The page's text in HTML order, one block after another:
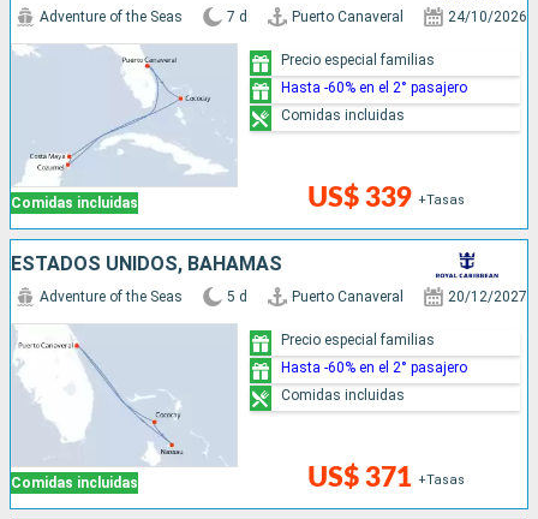
Comidas incluidas
Adventure of the Seas 7 d Puerto Canaveral 24/10/2026
US$ 339 +Tasas
Precio especial familias
Hasta -60% en el 2° pasajero
Comidas incluidas
ESTADOS UNIDOS, BAHAMAS
Comidas incluidas
Adventure of the Seas 5 d Puerto Canaveral 20/12/2027
US$ 371 +Tasas
Precio especial familias
Hasta -60% en el 2° pasajero
Comidas incluidas